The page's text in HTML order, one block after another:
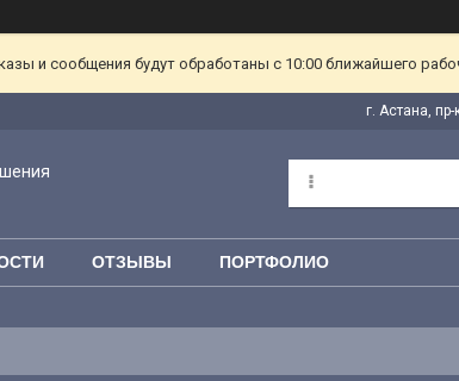
и сообщения будут обработаны с 10:00 ближайшего
г. Астана,
ОТЗЫВЫ ПОРТФОЛИО